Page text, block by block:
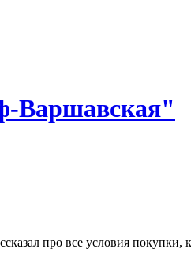
про все условия покупки,